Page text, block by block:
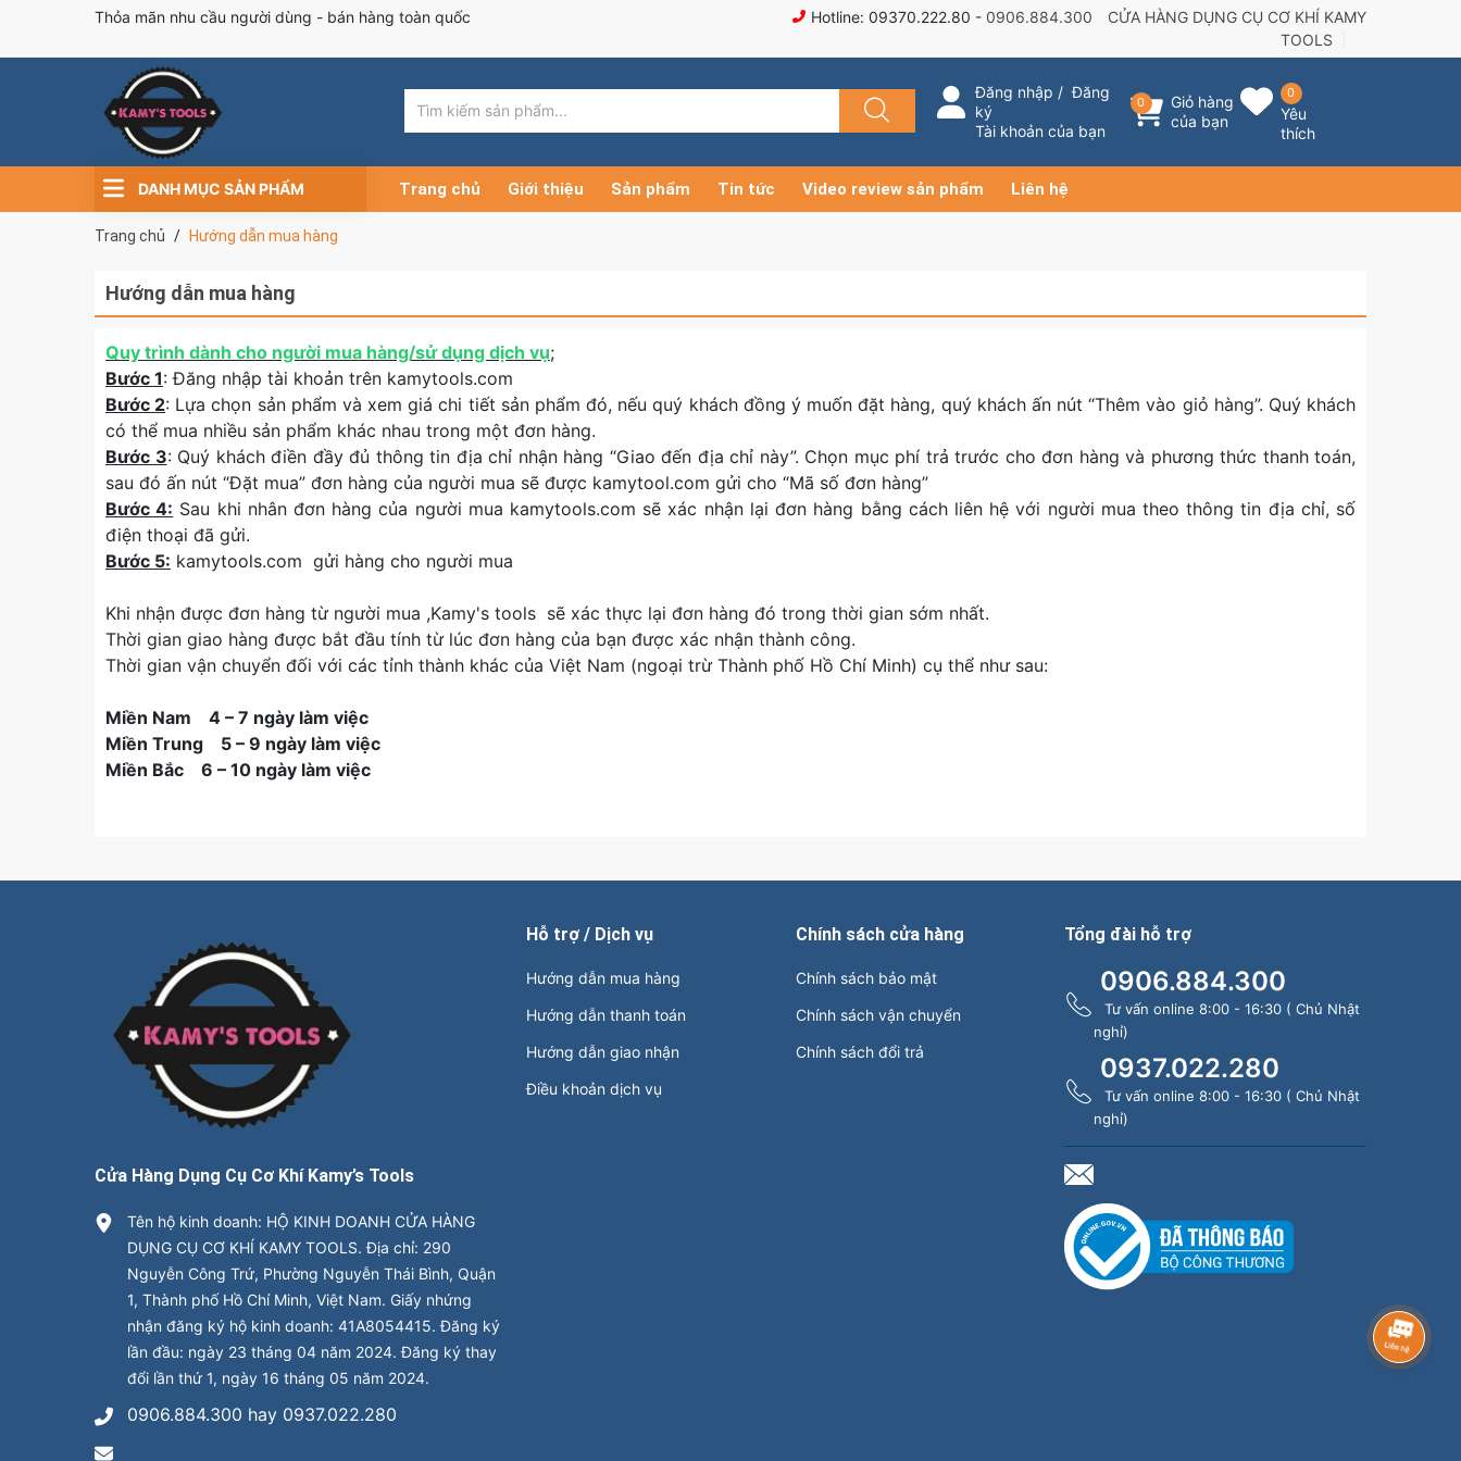
Thỏa mãn nhu cầu người dùng - bán hàng toàn quốc Hotline: 09370.222.80 - 0906.884.300
CỬA HÀNG DỤNG CỤ CƠ KHÍ KAMY
TOOLS
Đăng nhập /Đăng
ký
Tài khoản của bạn
0
Giỏ hàng
của bạn
0
Yêu
thích
DANH MỤC SẢN PHẨM Trang chủ Giới thiệu Sản phẩm Tin tức Video review sản phẩm Liên hệ
Trang chủ Hướng dẫn mua hàng
Hướng dẫn mua hàng
Quy trình dành cho người mua hàng/sử dụng dịch vụ;
Bước 1: Đăng nhập tài khoản trên kamytools.com
Bước 2: Lựa chọn sản phẩm và xem giá chi tiết sản phẩm đó, nếu quý khách đồng ý muốn đặt hàng, quý khách ấn nút “Thêm vào giỏ hàng”. Quý khách
có thể mua nhiều sản phẩm khác nhau trong một đơn hàng.
Bước 3: Quý khách điền đầy đủ thông tin địa chỉ nhận hàng “Giao đến địa chỉ này”. Chọn mục phí trả trước cho đơn hàng và phương thức thanh toán,
sau đó ấn nút “Đặt mua” đơn hàng của người mua sẽ được kamytool.com gửi cho “Mã số đơn hàng”
Bước 4: Sau khi nhân đơn hàng của người mua kamytools.com sẽ xác nhận lại đơn hàng bằng cách liên hệ với người mua theo thông tin địa chỉ, số
điện thoại đã gửi.
Bước 5: kamytools.com gửi hàng cho người mua
Khi nhận được đơn hàng từ người mua ,Kamy's tools sẽ xác thực lại đơn hàng đó trong thời gian sớm nhất.
Thời gian giao hàng được bắt đầu tính từ lúc đơn hàng của bạn được xác nhận thành công.
Thời gian vận chuyển đối với các tỉnh thành khác của Việt Nam (ngoại trừ Thành phố Hồ Chí Minh) cụ thể như sau:
Miền Nam 4 – 7 ngày làm việc
Miền Trung 5 – 9 ngày làm việc
Miền Bắc 6 – 10 ngày làm việc
Cửa Hàng Dụng Cụ Cơ Khí Kamy’s Tools
Tên hộ kinh doanh: HỘ KINH DOANH CỬA HÀNG
DỤNG CỤ CƠ KHÍ KAMY TOOLS. Địa chỉ: 290
Nguyễn Công Trứ, Phường Nguyễn Thái Bình, Quận
1, Thành phố Hồ Chí Minh, Việt Nam. Giấy nhứng
nhận đăng ký hộ kinh doanh: 41A8054415. Đăng ký
lần đầu: ngày 23 tháng 04 năm 2024. Đăng ký thay
đổi lần thứ 1, ngày 16 tháng 05 năm 2024.
0906.884.300 hay 0937.022.280
Hỗ trợ / Dịch vụ
Hướng dẫn mua hàng
Hướng dẫn thanh toán
Hướng dẫn giao nhận
Điều khoản dịch vụ
Chính sách cửa hàng
Chính sách bảo mật
Chính sách vận chuyển
Chính sách đổi trả
Tổng đài hỗ trợ
0906.884.300
Tư vấn online 8:00 - 16:30 ( Chủ Nhật
nghỉ)
0937.022.280
Tư vấn online 8:00 - 16:30 ( Chủ Nhật
nghỉ)